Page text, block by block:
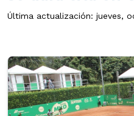
Última actualización: jueves,